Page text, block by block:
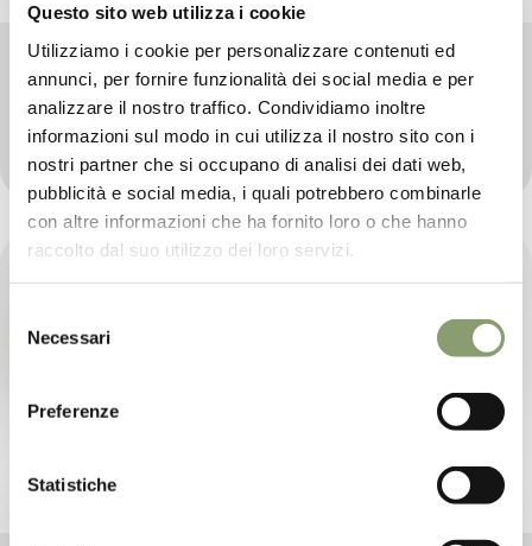
Questo sito web utilizza i cookie
Utilizziamo i cookie per personalizzare contenuti ed
annunci, per fornire funzionalità dei social media e per
analizzare il nostro traffico. Condividiamo inoltre
informazioni sul modo in cui utilizza il nostro sito con i
nostri partner che si occupano di analisi dei dati web,
pubblicità e social media, i quali potrebbero combinarle
con altre informazioni che ha fornito loro o che hanno
raccolto dal suo utilizzo dei loro servizi.
delNecessari
Preferenze
Statistiche
Olio Libra EVO
Per poter essere etichettato come 100% Italiano, un
extravergine deve essere ottenuto da sole olive
coltivate e frante in Italia.